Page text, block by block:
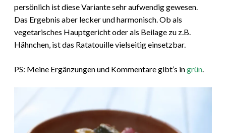
persönlich ist diese Variante sehr aufwendig gewesen.
Das Ergebnis aber lecker und harmonisch. Ob als
vegetarisches Hauptgericht oder als Beilage zu z.B.
Hähnchen, ist das Ratatouille vielseitig einsetzbar.
PS: Meine Ergänzungen und Kommentare gibt’s ingrün